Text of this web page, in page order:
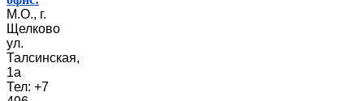
М.О., г.
Щелково
ул.
Талсинская,
1а
Тел: +7